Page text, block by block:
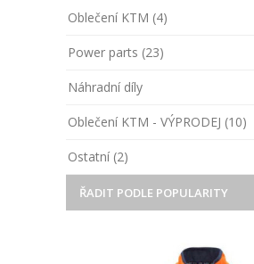
Oblečení KTM (4)
Power parts (23)
Náhradní díly
Oblečení KTM - VÝPRODEJ (10)
Ostatní (2)
ŘADIT PODLE POPULARITY